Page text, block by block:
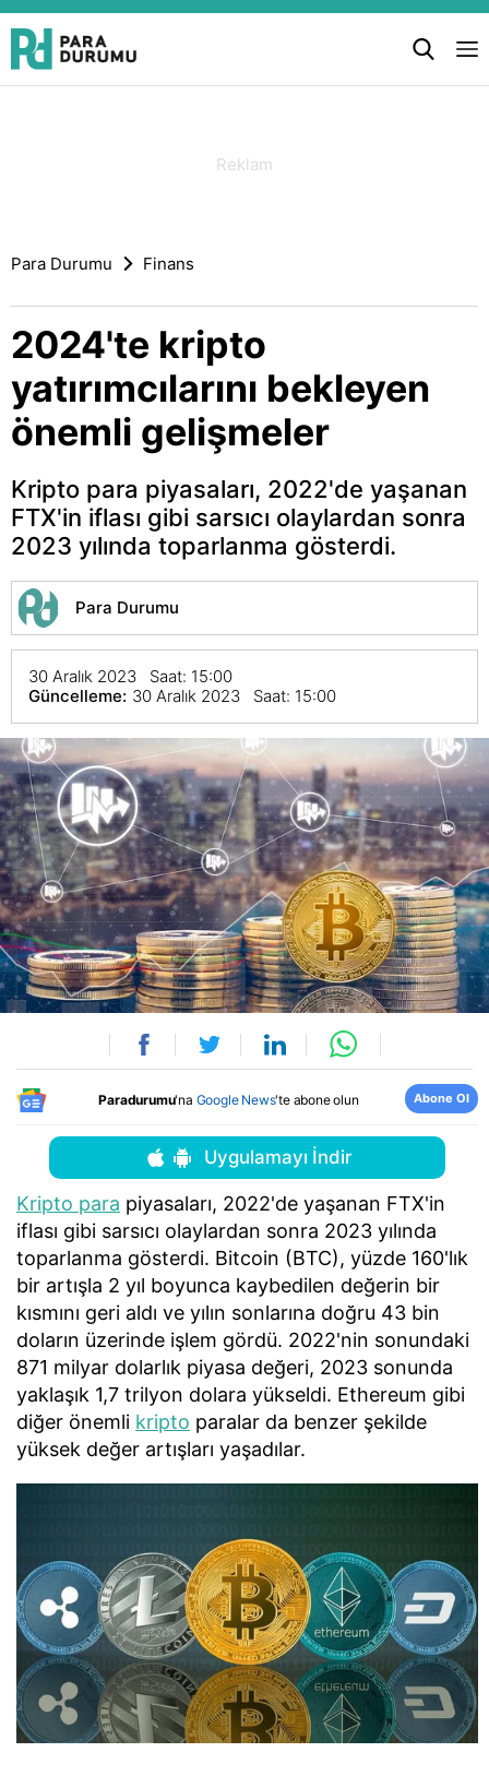
Para Durumu Finans
2024'te kripto
yatırımcılarını bekleyen
önemli gelişmeler
Kripto para piyasaları, 2022'de yaşanan
FTX'in iflası gibi sarsıcı olaylardan sonra
2023 yılında toparlanma gösterdi.
Para Durumu
30 Aralık 2023 Saat: 15:00
Güncelleme: 30 Aralık 2023 Saat: 15:00
Paradurumu'na Google News'te abone olun Abone Ol
Uygulamayı İndir
Kripto para piyasaları, 2022'de yaşanan FTX'in
iflası gibi sarsıcı olaylardan sonra 2023 yılında
toparlanma gösterdi. Bitcoin (BTC), yüzde 160'lık
bir artışla 2 yıl boyunca kaybedilen değerin bir
kısmını geri aldı ve yılın sonlarına doğru 43 bin
doların üzerinde işlem gördü. 2022'nin sonundaki
871 milyar dolarlık piyasa değeri, 2023 sonunda
yaklaşık 1,7 trilyon dolara yükseldi. Ethereum gibi
diğer önemli kripto paralar da benzer şekilde
yüksek değer artışları yaşadılar.